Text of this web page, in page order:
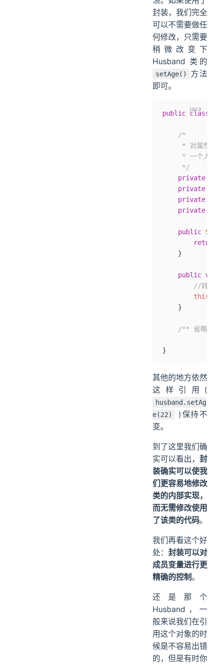
封装，我们完全
可以不需要做任
何修改，只需要
稍微改变下
Husband 类的
setAge()
方法
即可。
public class
    /*
* 对属性的
* 一个人的
     */
    private
    private
    private
    private
    public
        return
    }
    public
//转换
        this
    }
/** 省略其
}
其他的地方依然
这样引用(
husband.setAg
e(22)
)保持不
变。
到了这里我们确
实可以看出， 封
装确实可以使我
们更容易地修改
类的内部实现，
而无需修改使用
了该类的代码。
我们再看这个好
处： 封装可以对
成员变量进行更
精确的控制。
还是那个
Husband，一
般来说我们在引
用这个对象的时
候是不容易出错
的，但是有时你